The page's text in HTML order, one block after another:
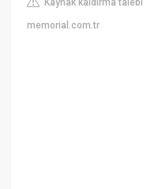
Kaynak kaldırma talebi
memorial.com.tr